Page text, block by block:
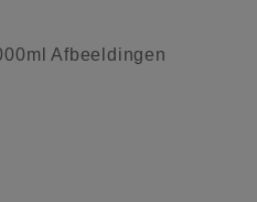
Afbeeldingen